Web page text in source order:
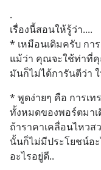
ห
.
เรื่องนี้สอนให้รู้ว่า....
* เหมือนเดิมครับ กา
แม้ว่า คุณจะใช้ท่าที่
มันก็ไม่ได้การันตีว่า
* พูดง่ายๆ คือ การเท
ทั้งหมดของพอร์ตมา
ถ้าราคาเคลื่อนไหว
นั้นก็ไม่มีประโยชน์อะ
อะไรอยู่ดี..